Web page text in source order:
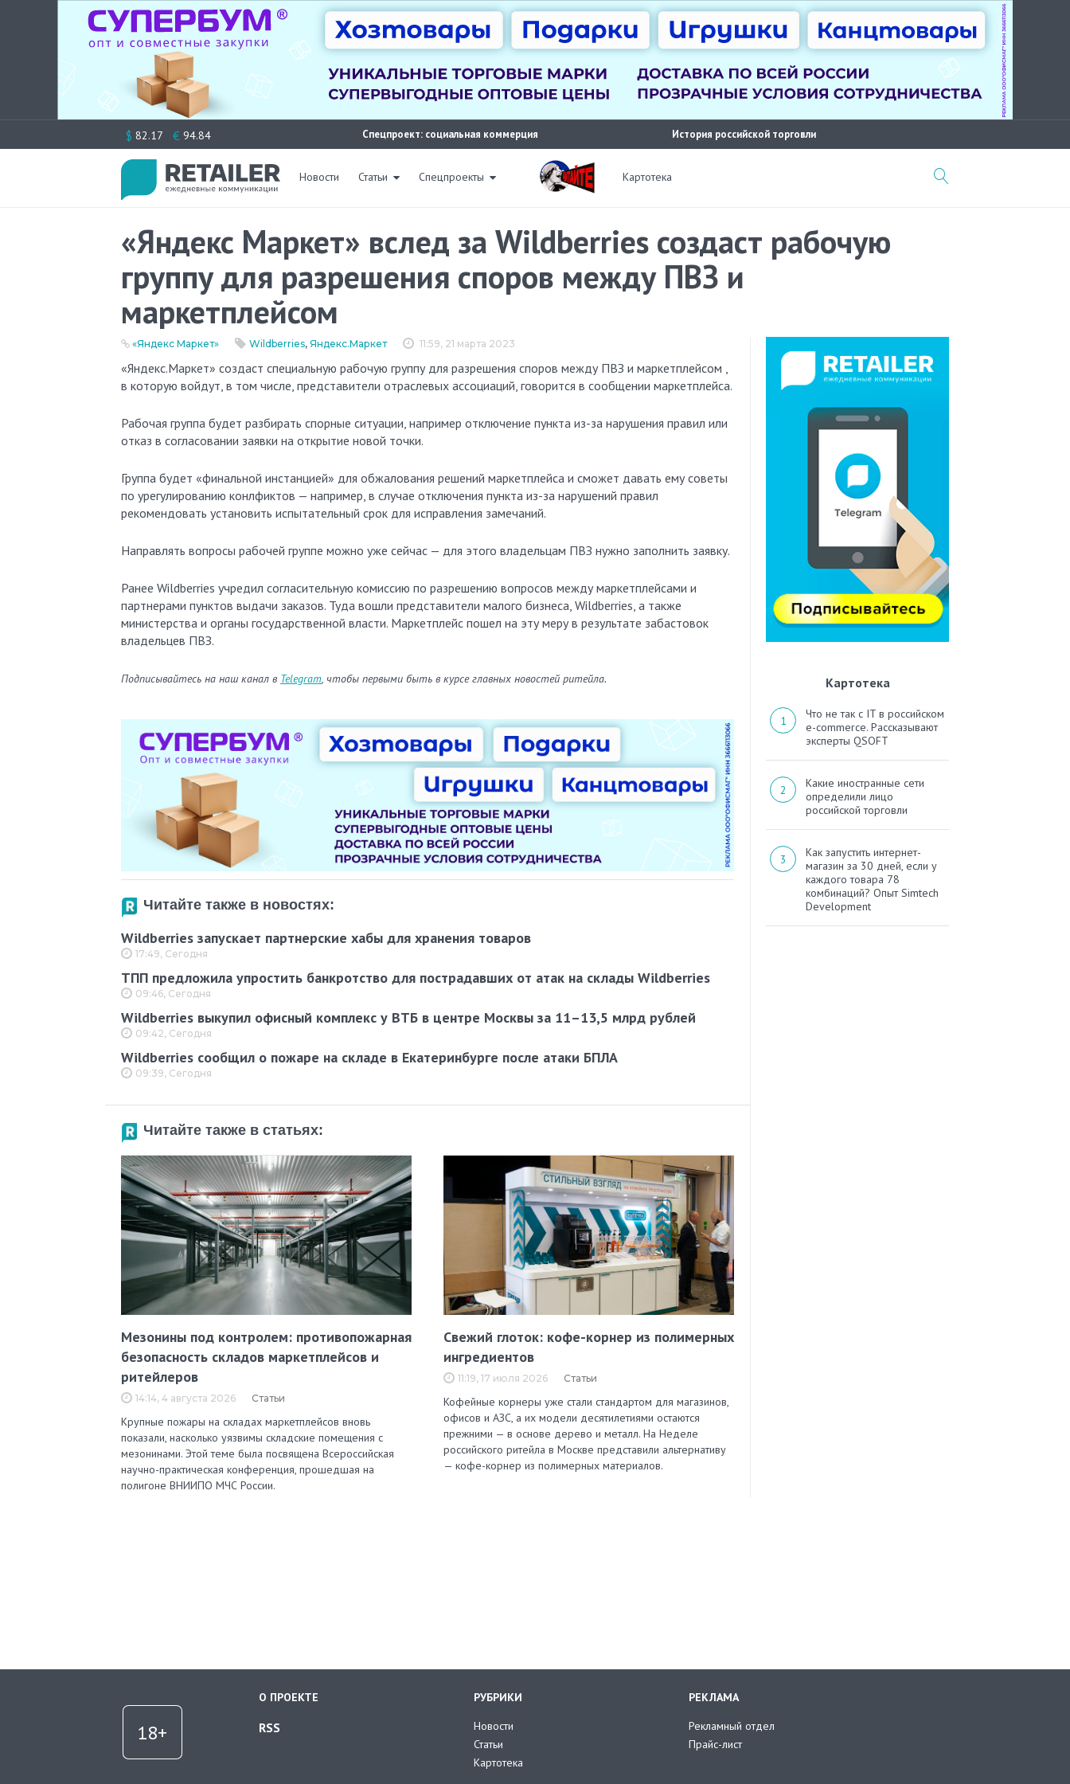
к
$ 82.17 € 94.84 Спецпроект: социальная коммерция История российской торговли
Новости Статьи Спецпроекты Картотека
«Яндекс Маркет» вслед за Wildberries создаст рабочую
группу для разрешения споров между ПВЗ и
маркетплейсом
11:59, 21 марта 2023
«Яндекс Маркет» Wildberries, Яндекс.Маркет
«Яндекс.Маркет» создаст специальную рабочую группу для разрешения споров между ПВЗ и маркетплейсом ,
в которую войдут, в том числе, представители отраслевых ассоциаций, говорится в сообщении маркетплейса.
Рабочая группа будет разбирать спорные ситуации, например отключение пункта из-за нарушения правил или
отказ в согласовании заявки на открытие новой точки.
Группа будет «финальной инстанцией» для обжалования решений маркетплейса и сможет давать ему советы
по урегулированию конлфиктов — например, в случае отключения пункта из-за нарушений правил
рекомендовать установить испытательный срок для исправления замечаний.
Направлять вопросы рабочей группе можно уже сейчас — для этого владельцам ПВЗ нужно заполнить заявку.
Ранее Wildberries учредил согласительную комиссию по разрешению вопросов между маркетплейсами и
партнерами пунктов выдачи заказов. Туда вошли представители малого бизнеса, Wildberries, а также
министерства и органы государственной власти. Маркетплейс пошел на эту меру в результате забастовок
владельцев ПВЗ.
Подписывайтесь на наш канал в Telegram, чтобы первыми быть в курсе главных новостей ритейла.
Читайте также в новостях:
Wildberries запускает партнерские хабы для хранения товаров
17:49, Сегодня
ТПП предложила упростить банкротство для пострадавших от атак на склады Wildberries
09:46, Сегодня
Wildberries выкупил офисный комплекс у ВТБ в центре Москвы за 11–13,5 млрд рублей
09:42, Сегодня
Wildberries сообщил о пожаре на складе в Екатеринбурге после атаки БПЛА
09:39, Сегодня
Читайте также в статьях:
Мезонины под контролем: противопожарная
безопасность складов маркетплейсов и
ритейлеров
14:14, 4 августа 2026 Статьи
Крупные пожары на складах маркетплейсов вновь
показали, насколько уязвимы складские помещения с
мезонинами. Этой теме была посвящена Всероссийская
научно-практическая конференция, прошедшая на
полигоне ВНИИПО МЧС России.
Свежий глоток: кофе-корнер из полимерных
ингредиентов
11:19, 17 июля 2026 Статьи
Кофейные корнеры уже стали стандартом для магазинов,
офисов и АЗС, а их модели десятилетиями остаются
прежними — в основе дерево и металл. На Неделе
российского ритейла в Москве представили альтернативу
— кофе-корнер из полимерных материалов.
Картотека
Что не так с IT в российском
e-commerce. Рассказывают
эксперты QSOFT
Какие иностранные сети
определили лицо
российской торговли
Как запустить интернет-
магазин за 30 дней, если у
каждого товара 78
комбинаций? Опыт Simtech
Development
О ПРОЕКТЕ
RSS
РУБРИКИ
Новости
Статьи
Картотека
РЕКЛАМА
Рекламный отдел
Прайс-лист